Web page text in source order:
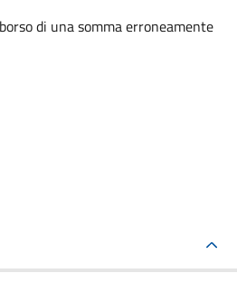
di una somma erroneamente